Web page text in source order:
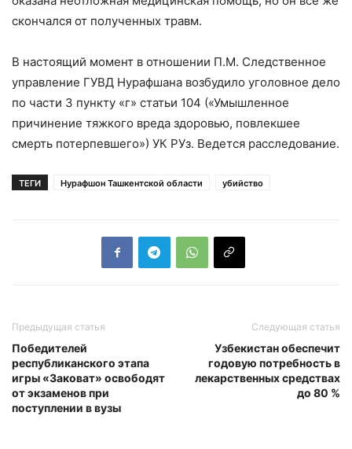
скончался от полученных травм.
В настоящий момент в отношении П.М. Следственное
управление ГУВД Нурафшана возбудило уголовное дело
по части 3 пункту «г» статьи 104 («Умышленное
причинение тяжкого вреда здоровью, повлекшее
смерть потерпевшего») УК РУз. Ведется расследование.
ТЕГИ Нурафшон Ташкентской области убийство
Предыдущая статья
Победителей
республиканского этапа
игры «Заковат» освободят
от экзаменов при
поступлении в вузы
Следующая статья
Узбекистан обеспечит
годовую потребность в
лекарственных средствах
до 80 %